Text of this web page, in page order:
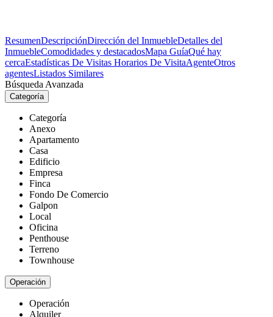
ResumenDescripciónDirección del InmuebleDetalles del
InmuebleComodidades y destacadosMapa GuíaQué hay
cercaEstadísticas De Visitas Horarios De VisitaAgenteOtros
agentesListados Similares
Búsqueda Avanzada
Categoría
Categoría
Anexo
Apartamento
Casa
Edificio
Empresa
Finca
Fondo De Comercio
Galpon
Local
Oficina
Penthouse
Terreno
Townhouse
Operación
Operación
Alquiler